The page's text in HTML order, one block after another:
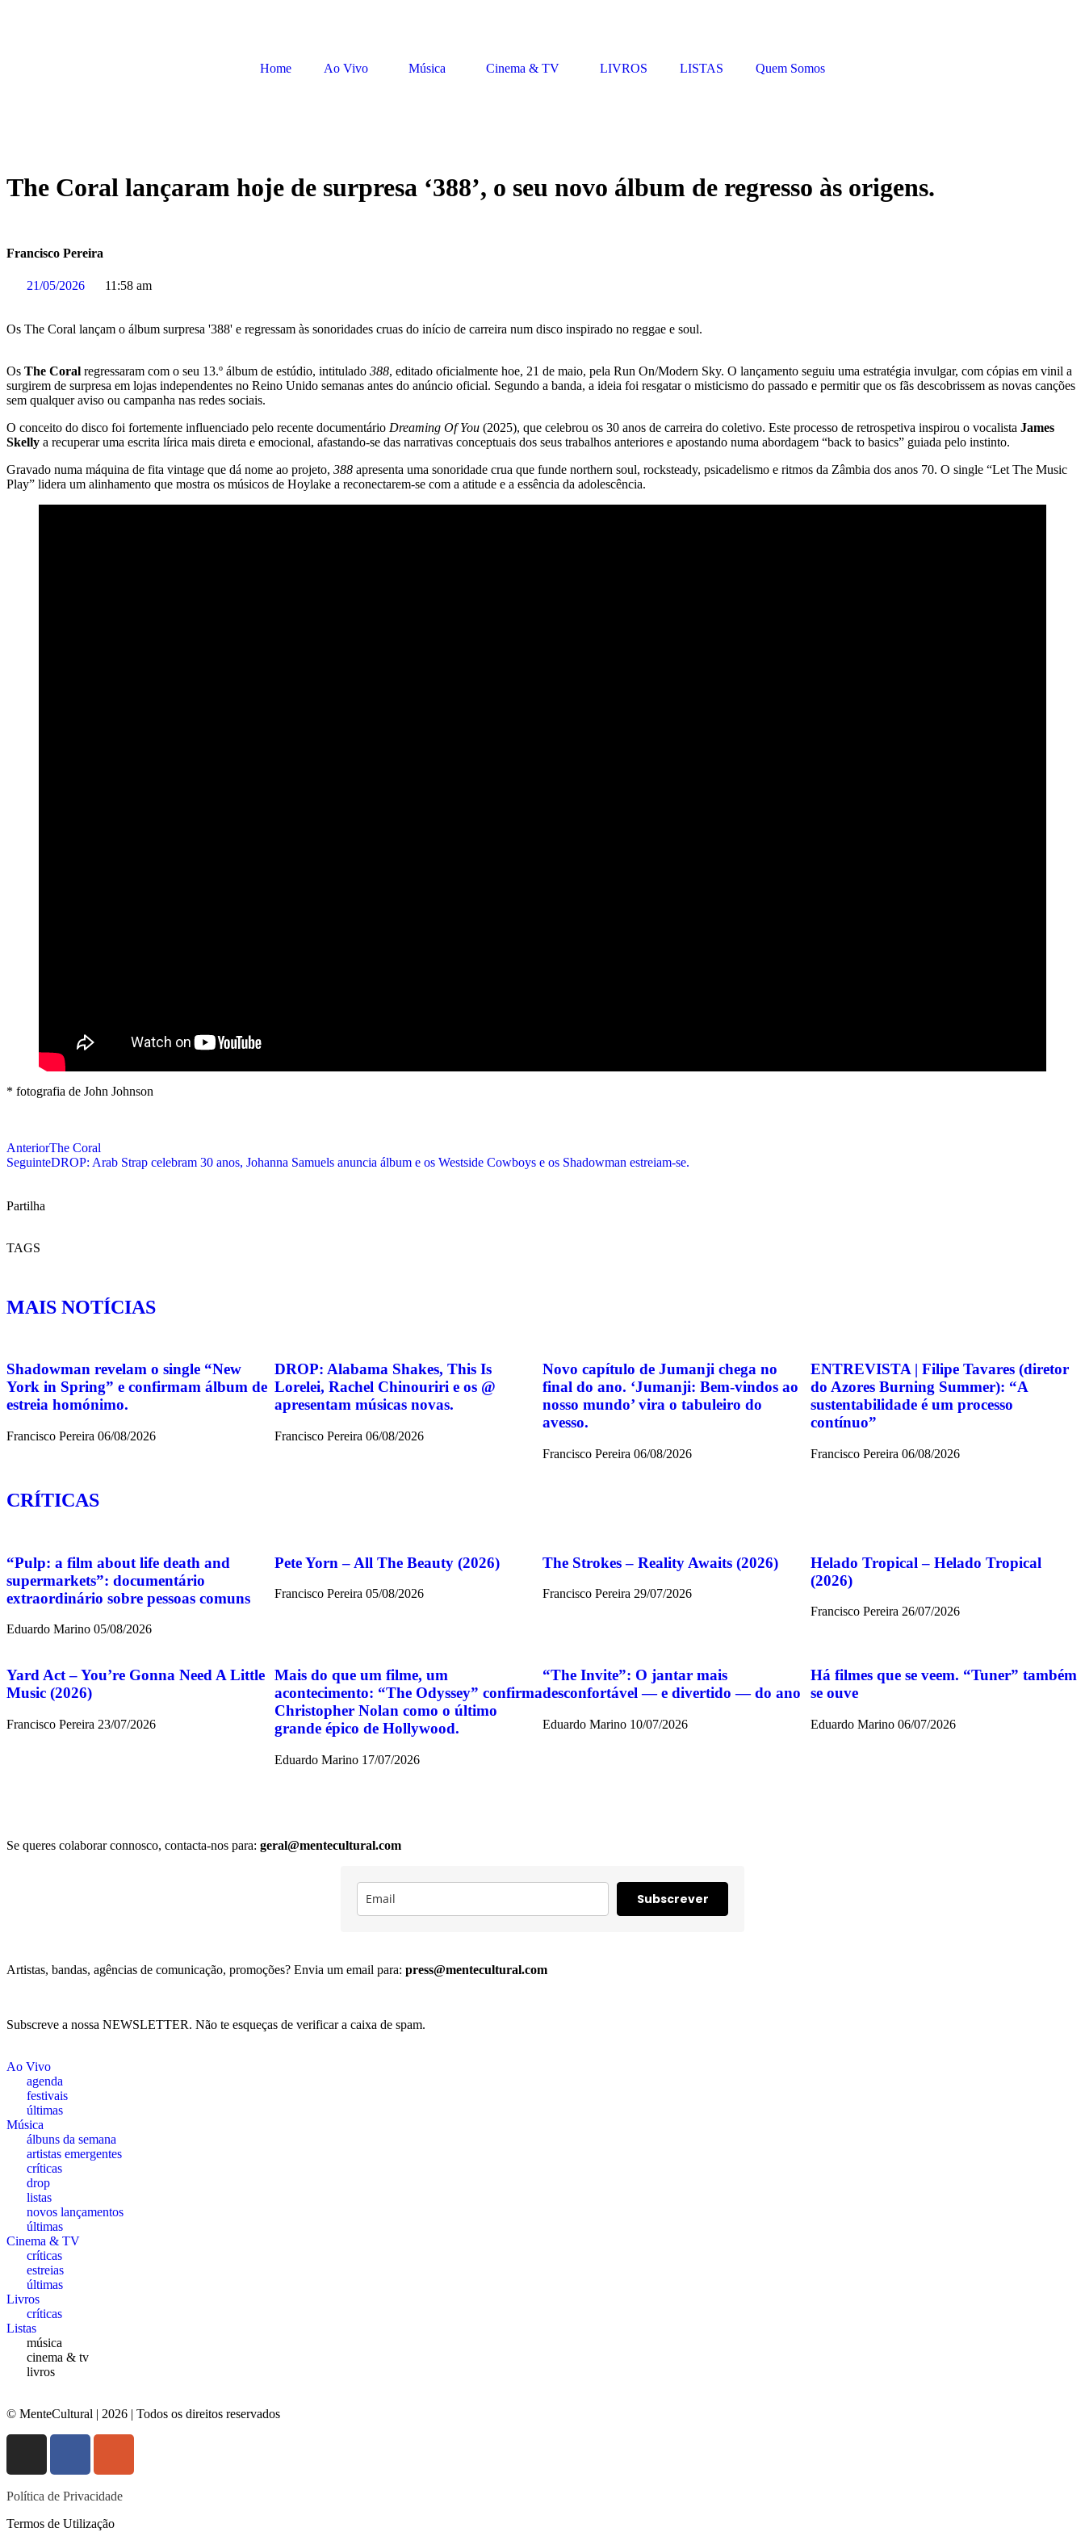
Home Ao Vivo Música Cinema & TV LIVROS LISTAS Quem Somos
The Coral lançaram hoje de surpresa ‘388’, o seu novo álbum de regresso às origens.
Francisco Pereira
21/05/2026 11:58 am
Os The Coral lançam o álbum surpresa '388' e regressam às sonoridades cruas do início de carreira num disco inspirado no reggae e soul.
Os The Coral regressaram com o seu 13.º álbum de estúdio, intitulado 388, editado oficialmente hoe, 21 de maio, pela Run On/Modern Sky. O lançamento seguiu uma estratégia invulgar, com cópias em vinil a
surgirem de surpresa em lojas independentes no Reino Unido semanas antes do anúncio oficial. Segundo a banda, a ideia foi resgatar o misticismo do passado e permitir que os fãs descobrissem as novas canções
sem qualquer aviso ou campanha nas redes sociais.
O conceito do disco foi fortemente influenciado pelo recente documentário Dreaming Of You (2025), que celebrou os 30 anos de carreira do coletivo. Este processo de retrospetiva inspirou o vocalista James
Skelly a recuperar uma escrita lírica mais direta e emocional, afastando-se das narrativas conceptuais dos seus trabalhos anteriores e apostando numa abordagem “back to basics” guiada pelo instinto.
Gravado numa máquina de fita vintage que dá nome ao projeto, 388 apresenta uma sonoridade crua que funde northern soul, rocksteady, psicadelismo e ritmos da Zâmbia dos anos 70. O single “Let The Music
Play” lidera um alinhamento que mostra os músicos de Hoylake a reconectarem-se com a atitude e a essência da adolescência.
* fotografia de John Johnson
AnteriorThe Coral
SeguinteDROP: Arab Strap celebram 30 anos, Johanna Samuels anuncia álbum e os Westside Cowboys e os Shadowman estreiam-se.
Partilha
TAGS
MAIS NOTÍCIAS
Shadowman revelam o single “New
York in Spring” e confirmam álbum de
estreia homónimo.
Francisco Pereira 06/08/2026
DROP: Alabama Shakes, This Is
Lorelei, Rachel Chinouriri e os @
apresentam músicas novas.
Francisco Pereira 06/08/2026
Novo capítulo de Jumanji chega no
final do ano. ‘Jumanji: Bem-vindos ao
nosso mundo’ vira o tabuleiro do
avesso.
Francisco Pereira 06/08/2026
ENTREVISTA | Filipe Tavares (diretor
do Azores Burning Summer): “A
sustentabilidade é um processo
contínuo”
Francisco Pereira 06/08/2026
CRÍTICAS
“Pulp: a film about life death and
supermarkets”: documentário
extraordinário sobre pessoas comuns
Eduardo Marino 05/08/2026
Pete Yorn – All The Beauty (2026)
Francisco Pereira 05/08/2026
The Strokes – Reality Awaits (2026)
Francisco Pereira 29/07/2026
Helado Tropical – Helado Tropical
(2026)
Francisco Pereira 26/07/2026
Yard Act – You’re Gonna Need A Little
Music (2026)
Francisco Pereira 23/07/2026
Mais do que um filme, um
acontecimento: “The Odyssey” confirma
Christopher Nolan como o último
grande épico de Hollywood.
Eduardo Marino 17/07/2026
“The Invite”: O jantar mais
desconfortável — e divertido — do ano
Eduardo Marino 10/07/2026
Há filmes que se veem. “Tuner” também
se ouve
Eduardo Marino 06/07/2026
Se queres colaborar connosco, contacta-nos para: geral@mentecultural.com
Subscrever
Artistas, bandas, agências de comunicação, promoções? Envia um email para: press@mentecultural.com
Subscreve a nossa NEWSLETTER. Não te esqueças de verificar a caixa de spam.
Ao Vivo
agenda
festivais
últimas
Música
álbuns da semana
artistas emergentes
críticas
drop
listas
novos lançamentos
últimas
Cinema & TV
críticas
estreias
últimas
Livros
críticas
Listas
música
cinema & tv
livros
© MenteCultural | 2026 | Todos os direitos reservados
Política de Privacidade
Termos de Utilização